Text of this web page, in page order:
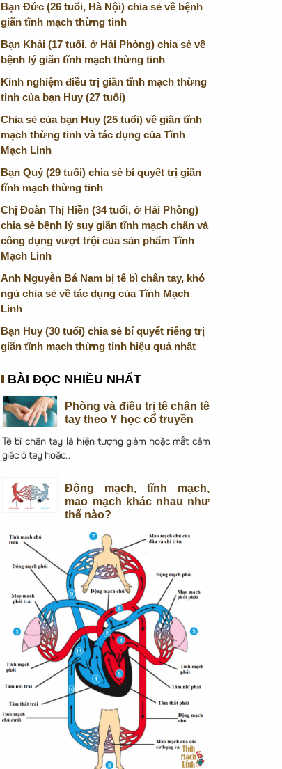
Bạn Đức (26 tuổi, Hà Nội) chia sẻ về bệnh
giãn tĩnh mạch thừng tinh
Bạn Khải (17 tuổi, ở Hải Phòng) chia sẻ về
bệnh lý giãn tĩnh mạch thừng tinh
Kinh nghiệm điều trị giãn tĩnh mạch thừng
tinh của bạn Huy (27 tuổi)
Chia sẻ của bạn Huy (25 tuổi) về giãn tĩnh
mạch thừng tinh và tác dụng của Tĩnh
Mạch Linh
Bạn Quý (29 tuổi) chia sẻ bí quyết trị giãn
tĩnh mạch thừng tinh
Chị Đoàn Thị Hiền (34 tuổi, ở Hải Phòng)
chia sẻ bệnh lý suy giãn tĩnh mạch chân và
công dụng vượt trội của sản phẩm Tĩnh
Mạch Linh
Anh Nguyễn Bá Nam bị tê bì chân tay, khó
ngủ chia sẻ về tác dụng của Tĩnh Mạch
Linh
Bạn Huy (30 tuổi) chia sẻ bí quyết riêng trị
giãn tĩnh mạch thừng tinh hiệu quả nhất
BÀI ĐỌC NHIỀU NHẤT
Phòng và điều trị tê chân tê
tay theo Y học cổ truyền
Tê bì chân tay là hiện tượng giảm hoặc mất cảm
giác ở tay hoặc...
Động mạch, tĩnh mạch,
mao mạch khác nhau như
thế nào?